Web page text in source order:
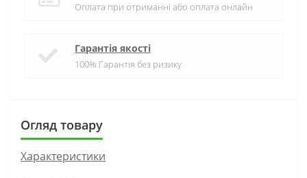
Оплата при отриманні або оплата онлайн
Гарантія якості
100% Гарантія без ризику
Огляд товару
Характеристики